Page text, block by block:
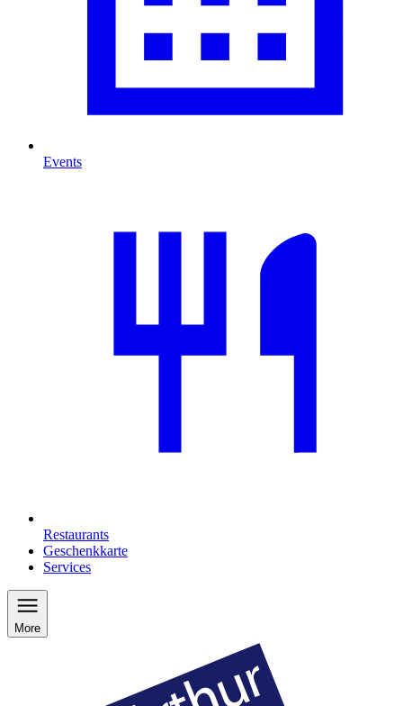
Events
Restaurants
Geschenkkarte
Services
More